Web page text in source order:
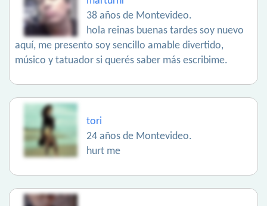
38 años de Montevideo.
hola reinas buenas tardes soy nuevo
aquí, me presento soy sencillo amable divertido,
músico y tatuador si querés saber más escribime.
tori
24 años de Montevideo.
hurt me